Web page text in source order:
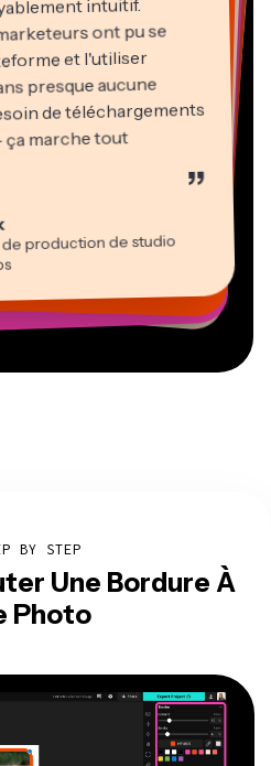
intuitif.
ont pu se
et l'utiliser
presque aucune
de téléchargements
marche tout
”
production de studio
Nashville
chez
chez EPATHLON
contenuvirtuel
BY STEP
Une Bordure À
Photo